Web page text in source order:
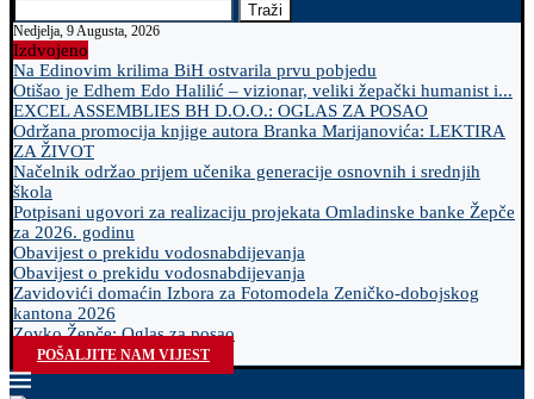
Traži
Nedjelja, 9 Augusta, 2026
Izdvojeno
Na Edinovim krilima BiH ostvarila prvu pobjedu
Otišao je Edhem Edo Halilić – vizionar, veliki žepački humanist i...
EXCEL ASSEMBLIES BH D.O.O.: OGLAS ZA POSAO
Održana promocija knjige autora Branka Marijanovića: LEKTIRA
ZA ŽIVOT
Načelnik održao prijem učenika generacije osnovnih i srednjih
škola
Potpisani ugovori za realizaciju projekata Omladinske banke Žepče
za 2026. godinu
Obavijest o prekidu vodosnabdijevanja
Obavijest o prekidu vodosnabdijevanja
Zavidovići domaćin Izbora za Fotomodela Zeničko-dobojskog
kantona 2026
Zovko Žepče: Oglas za posao
POŠALJITE NAM VIJEST